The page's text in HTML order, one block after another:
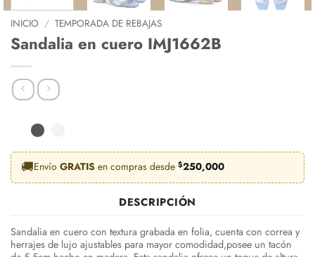
INICIO / TEMPORADA DE REBAJAS
Sandalia en cuero IMJ1662B
🚚Envío GRATIS en compras desde $250,000
DESCRIPCIÓN
Sandalia en cuero con textura grabada en folia, cuenta con correa y
herrajes de lujo ajustables para mayor comodidad,posee un tacón